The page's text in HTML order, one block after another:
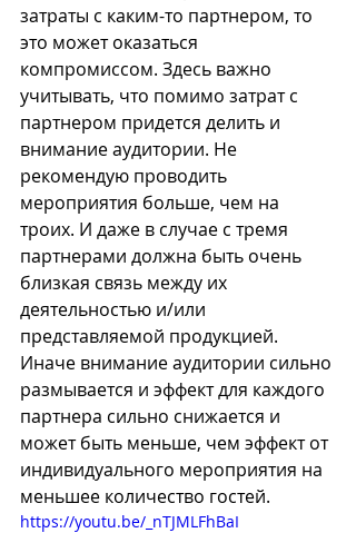
затраты с каким-то партнером, то
это может оказаться
компромиссом. Здесь важно
учитывать, что помимо затрат с
партнером придется делить и
внимание аудитории. Не
рекомендую проводить
мероприятия больше, чем на
троих. И даже в случае с тремя
партнерами должна быть очень
близкая связь между их
деятельностью и/или
представляемой продукцией.
Иначе внимание аудитории сильно
размывается и эффект для каждого
партнера сильно снижается и
может быть меньше, чем эффект от
индивидуального мероприятия на
меньшее количество гостей.
https://youtu.be/_nTJMLFhBaI